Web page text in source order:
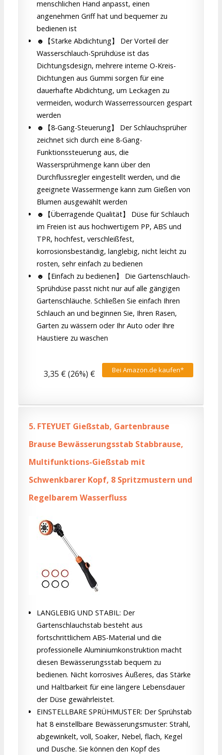
menschlichen Hand anpasst, einen
angenehmen Griff hat und bequemer zu
bedienen ist
☻【Starke Abdichtung】 Der Vorteil der
Wasserschlauch-Sprühdüse ist das
Dichtungsdesign, mehrere interne O-Kreis-
Dichtungen aus Gummi sorgen für eine
dauerhafte Abdichtung, um Leckagen zu
vermeiden, wodurch Wasserressourcen gespart
werden
☻【8-Gang-Steuerung】 Der Schlauchsprüher
zeichnet sich durch eine 8-Gang-
Funktionssteuerung aus, die
Wassersprühmenge kann über den
Durchflussregler eingestellt werden, und die
geeignete Wassermenge kann zum Gießen von
Blumen ausgewählt werden
☻【Überragende Qualität】 Düse für Schlauch
im Freien ist aus hochwertigem PP, ABS und
TPR, hochfest, verschleißfest,
korrosionsbeständig, langlebig, nicht leicht zu
rosten, sehr einfach zu bedienen
☻【Einfach zu bedienen】 Die Gartenschlauch-
Sprühdüse passt nicht nur auf alle gängigen
Gartenschläuche. Schließen Sie einfach Ihren
Schlauch an und beginnen Sie, Ihren Rasen,
Garten zu wässern oder Ihr Auto oder Ihre
Haustiere zu waschen
Bei Amazon.de kaufen*
3,35 € (26%) €
5. FTEYUET Gießstab, Gartenbrause
Brause Bewässerungsstab Stabbrause,
Multifunktions-Gießstab mit
Schwenkbarer Kopf, 8 Spritzmustern und
Regelbarem Wasserfluss
LANGLEBIG UND STABIL: Der
Gartenschlauchstab besteht aus
fortschrittlichem ABS-Material und die
professionelle Aluminiumkonstruktion macht
diesen Bewässerungsstab bequem zu
bedienen. Nicht korrosives Äußeres, das Stärke
und Haltbarkeit für eine längere Lebensdauer
der Düse gewährleistet.
EINSTELLBARE SPRÜHMUSTER: Der Sprühstab
hat 8 einstellbare Bewässerungsmuster: Strahl,
abgewinkelt, voll, Soaker, Nebel, flach, Kegel
und Dusche. Sie können den Kopf des